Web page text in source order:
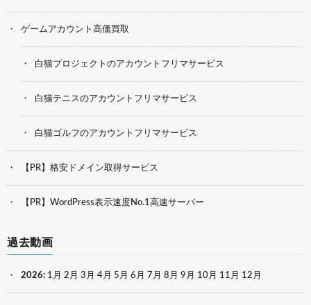
ゲームアカウント高価買取
白猫プロジェクトのアカウントフリマサービス
白猫テニスのアカウントフリマサービス
白猫ゴルフのアカウントフリマサービス
【PR】格安ドメイン取得サービス
【PR】WordPress表示速度No.1高速サーバー
過去動画
2026: 1月 2月 3月 4月 5月 6月 7月 8月 9月 10月 11月 12月